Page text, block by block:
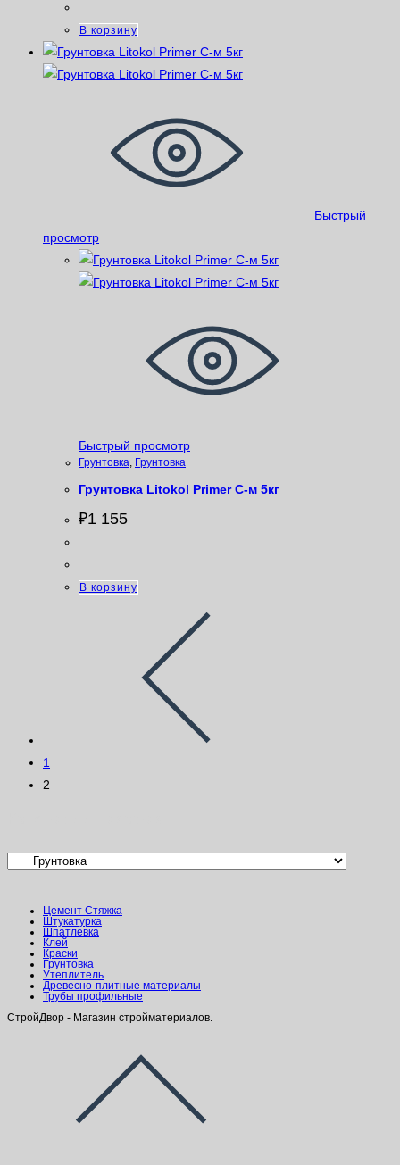
В корзину
Быстрый
просмотр
Быстрый просмотр
Грунтовка, Грунтовка
Грунтовка Litokol Primer С-м 5кг
₽1 155
В корзину
1
2
Цемент Стяжка
Штукатурка
Шпатлевка
Клей
Краски
Грунтовка
Утеплитель
Древесно-плитные материалы
Трубы профильные
СтройДвор - Магазин стройматериалов.